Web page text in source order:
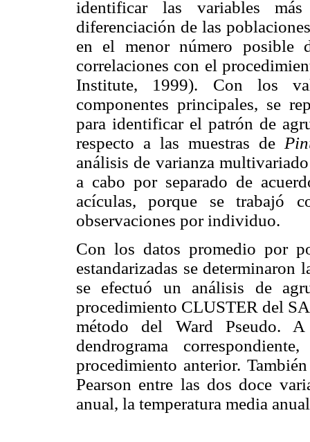
identificar las variables
diferenciación de las
en el menor número posible
correlaciones con el
Institute, 1999). Con los
componentes principales, se
para identificar el patrón de
respecto a las muestras de
análisis de varianza
a cabo por separado de
acículas, porque se trabajó
observaciones por individuo.
Con los datos promedio por
estandarizadas se determinaron
se efectuó un análisis de
procedimiento CLUSTER del
método del Ward Pseudo.
dendrograma
procedimiento anterior.
Pearson entre las dos doce
anual, la temperatura media